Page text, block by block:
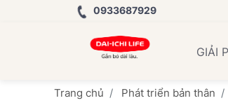
0933687929
GIẢI
Trang chủ Phát triển bản thân